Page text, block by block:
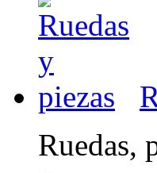
Ruedas,